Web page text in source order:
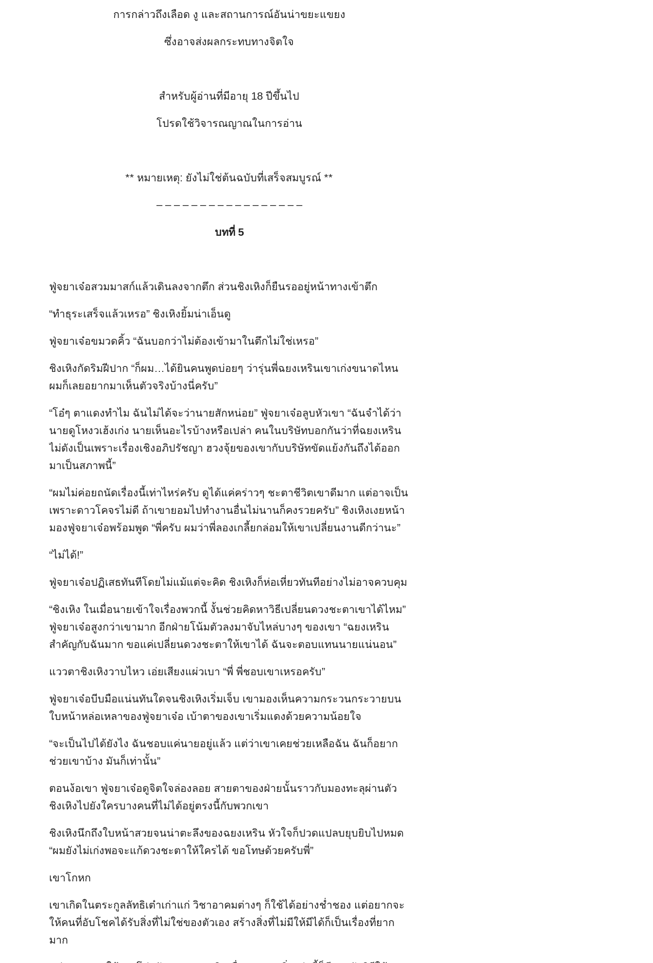
การกล่าวถึงเลือด งู และสถานการณ์อันน่าขยะแขยง
ซึ่งอาจส่งผลกระทบทางจิตใจ
สำหรับผู้อ่านที่มีอายุ 18 ปีขึ้นไป
โปรดใช้วิจารณญาณในการอ่าน
** หมายเหตุ: ยังไม่ใช่ต้นฉบับที่เสร็จสมบูรณ์ **
– – – – – – – – – – – – – – – – –
บทที่ 5
ฟู่จยาเจ๋อสวมมาสก์แล้วเดินลงจากตึก ส่วนชิงเหิงก็ยืนรออยู่หน้าทางเข้าตึก
“ทำธุระเสร็จแล้วเหรอ” ชิงเหิงยิ้มน่าเอ็นดู
ฟู่จยาเจ๋อขมวดคิ้ว “ฉันบอกว่าไม่ต้องเข้ามาในตึกไม่ใช่เหรอ”
ชิงเหิงกัดริมฝีปาก “ก็ผม…ได้ยินคนพูดบ่อยๆ ว่ารุ่นพี่ฉยงเหรินเขาเก่งขนาดไหน
ผมก็เลยอยากมาเห็นตัวจริงบ้างนี่ครับ”
“โอ๋ๆ ตาแดงทำไม ฉันไม่ได้จะว่านายสักหน่อย” ฟู่จยาเจ๋อลูบหัวเขา “ฉันจำได้ว่า
นายดูโหงวเฮ้งเก่ง นายเห็นอะไรบ้างหรือเปล่า คนในบริษัทบอกกันว่าที่ฉยงเหริน
ไม่ดังเป็นเพราะเรื่องเชิงอภิปรัชญา ฮวงจุ้ยของเขากับบริษัทขัดแย้งกันถึงได้ออก
มาเป็นสภาพนี้”
“ผมไม่ค่อยถนัดเรื่องนี้เท่าไหร่ครับ ดูได้แค่คร่าวๆ ชะตาชีวิตเขาดีมาก แต่อาจเป็น
เพราะดาวโคจรไม่ดี ถ้าเขายอมไปทำงานอื่นไม่นานก็คงรวยครับ” ชิงเหิงเงยหน้า
มองฟู่จยาเจ๋อพร้อมพูด “พี่ครับ ผมว่าพี่ลองเกลี้ยกล่อมให้เขาเปลี่ยนงานดีกว่านะ”
“ไม่ได้!”
ฟู่จยาเจ๋อปฏิเสธทันทีโดยไม่แม้แต่จะคิด ชิงเหิงก็ห่อเหี่ยวทันทีอย่างไม่อาจควบคุม
“ชิงเหิง ในเมื่อนายเข้าใจเรื่องพวกนี้ งั้นช่วยคิดหาวิธีเปลี่ยนดวงชะตาเขาได้ไหม”
ฟู่จยาเจ๋อสูงกว่าเขามาก อีกฝ่ายโน้มตัวลงมาจับไหล่บางๆ ของเขา “ฉยงเหริน
สำคัญกับฉันมาก ขอแค่เปลี่ยนดวงชะตาให้เขาได้ ฉันจะตอบแทนนายแน่นอน”
แววตาชิงเหิงวาบไหว เอ่ยเสียงแผ่วเบา “พี่ พี่ชอบเขาเหรอครับ”
ฟู่จยาเจ๋อบีบมือแน่นทันใดจนชิงเหิงเริ่มเจ็บ เขามองเห็นความกระวนกระวายบน
ใบหน้าหล่อเหลาของฟู่จยาเจ๋อ เบ้าตาของเขาเริ่มแดงด้วยความน้อยใจ
“จะเป็นไปได้ยังไง ฉันชอบแค่นายอยู่แล้ว แต่ว่าเขาเคยช่วยเหลือฉัน ฉันก็อยาก
ช่วยเขาบ้าง มันก็เท่านั้น”
ตอนง้อเขา ฟู่จยาเจ๋อดูจิตใจล่องลอย สายตาของฝ่ายนั้นราวกับมองทะลุผ่านตัว
ชิงเหิงไปยังใครบางคนที่ไม่ได้อยู่ตรงนี้กับพวกเขา
ชิงเหิงนึกถึงใบหน้าสวยจนน่าตะลึงของฉยงเหริน หัวใจก็ปวดแปลบยุบยิบไปหมด
“ผมยังไม่เก่งพอจะแก้ดวงชะตาให้ใครได้ ขอโทษด้วยครับพี่”
เขาโกหก
เขาเกิดในตระกูลลัทธิเต๋าเก่าแก่ วิชาอาคมต่างๆ ก็ใช้ได้อย่างช่ำชอง แต่อยากจะ
ให้คนที่อับโชคได้รับสิ่งที่ไม่ใช่ของตัวเอง สร้างสิ่งที่ไม่มีให้มีได้ก็เป็นเรื่องที่ยาก
มาก